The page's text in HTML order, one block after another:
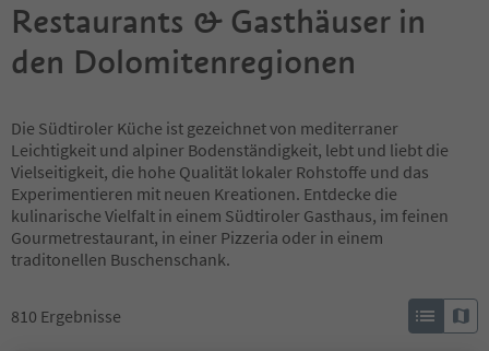
Restaurants & Gasthäuser in
den Dolomitenregionen
Die Südtiroler Küche ist gezeichnet von mediterraner
Leichtigkeit und alpiner Bodenständigkeit, lebt und liebt die
Vielseitigkeit, die hohe Qualität lokaler Rohstoffe und das
Experimentieren mit neuen Kreationen. Entdecke die
kulinarische Vielfalt in einem Südtiroler Gasthaus, im feinen
Gourmetrestaurant, in einer Pizzeria oder in einem
traditonellen Buschenschank.
810 Ergebnisse